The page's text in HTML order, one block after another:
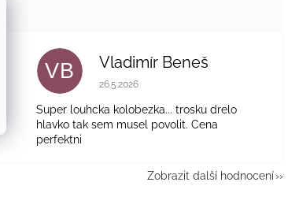
VB Vladimír Beneš
Hodnocení obchodu je 5 z 5 hvězdiček.
26.5.2026
Super louhcka kolobezka... trosku drelo
hlavko tak sem musel povolit. Cena
perfektni
Zobrazit další hodnocení